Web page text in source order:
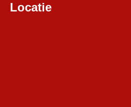
Locatie